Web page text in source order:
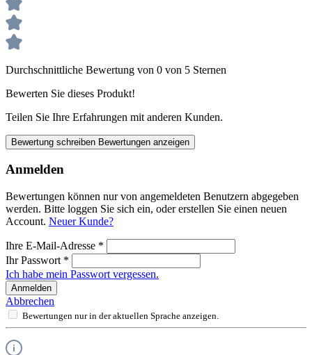
Durchschnittliche Bewertung von 0 von 5 Sternen
Bewerten Sie dieses Produkt!
Teilen Sie Ihre Erfahrungen mit anderen Kunden.
Bewertung schreiben Bewertungen anzeigen
Anmelden
Bewertungen können nur von angemeldeten Benutzern abgegeben
werden. Bitte loggen Sie sich ein, oder erstellen Sie einen neuen
Account. Neuer Kunde?
Ihre E-Mail-Adresse *
Ihr Passwort *
Ich habe mein Passwort vergessen.
Anmelden
Abbrechen
Bewertungen nur in der aktuellen Sprache anzeigen.